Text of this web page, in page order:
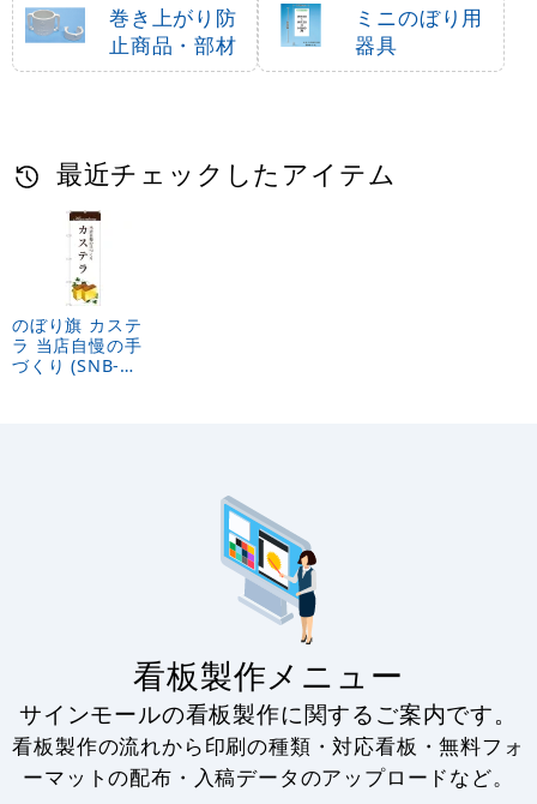
巻き上がり防
止商品・部材
ミニのぼり用
器具
最近チェックしたアイテム
のぼり旗 カステ
ラ 当店自慢の手
づくり (SNB-
看板製作メニュー
サインモールの看板製作に関するご案内です。
看板製作の流れから印刷の種類・対応看板・無料フォ
ーマットの配布・入稿データのアップロードなど。